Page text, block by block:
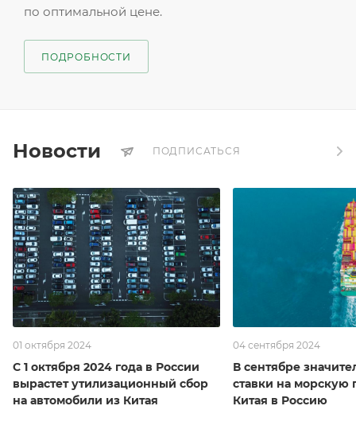
по оптимальной цене.
ПОДРОБНОСТИ
Новости ПОДПИСАТЬСЯ
01 октября 2024
С 1 октября 2024 года в России
вырастет утилизационный сбор
на автомобили из Китая
04 сентября 2024
В сентябре
ставки на морскую
Китая в Россию